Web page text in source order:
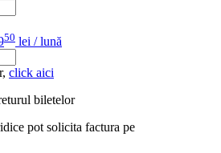
50 lei / lună
click aici
biletelor
pot solicita factura pe